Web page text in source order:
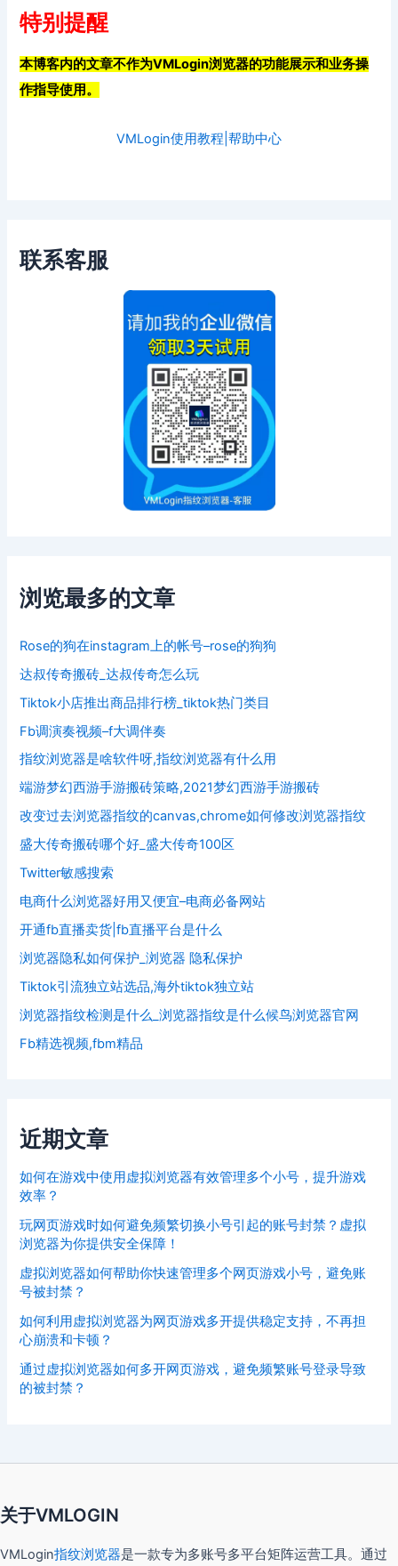
特别提醒
本博客内的文章不作为VMLogin浏览器的功能展示和业务操
作指导使用。
VMLogin使用教程|帮助中心
联系客服
浏览最多的文章
Rose的狗在instagram上的帐号–rose的狗狗
达叔传奇搬砖_达叔传奇怎么玩
Tiktok小店推出商品排行榜_tiktok热门类目
Fb调演奏视频–f大调伴奏
指纹浏览器是啥软件呀,指纹浏览器有什么用
端游梦幻西游手游搬砖策略,2021梦幻西游手游搬砖
改变过去浏览器指纹的canvas,chrome如何修改浏览器指纹
盛大传奇搬砖哪个好_盛大传奇100区
Twitter敏感搜索
电商什么浏览器好用又便宜–电商必备网站
开通fb直播卖货|fb直播平台是什么
浏览器隐私如何保护_浏览器 隐私保护
Tiktok引流独立站选品,海外tiktok独立站
浏览器指纹检测是什么_浏览器指纹是什么候鸟浏览器官网
Fb精选视频,fbm精品
近期文章
如何在游戏中使用虚拟浏览器有效管理多个小号，提升游戏
效率？
玩网页游戏时如何避免频繁切换小号引起的账号封禁？虚拟
浏览器为你提供安全保障！
虚拟浏览器如何帮助你快速管理多个网页游戏小号，避免账
号被封禁？
如何利用虚拟浏览器为网页游戏多开提供稳定支持，不再担
心崩溃和卡顿？
通过虚拟浏览器如何多开网页游戏，避免频繁账号登录导致
的被封禁？
关于VMLOGIN
VMLogin指纹浏览器是一款专为多账号多平台矩阵运营工具。通过